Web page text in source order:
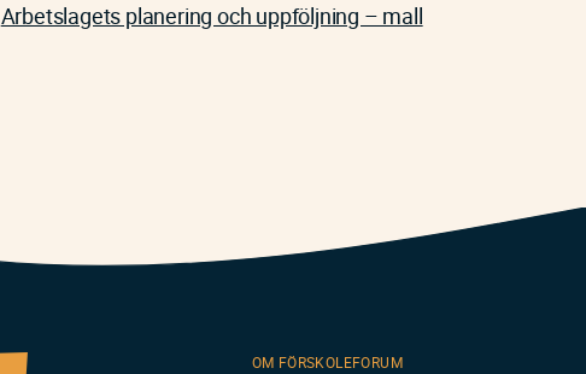
Arbetslagets planering och uppföljning – mall
OM FÖRSKOLEFORUM